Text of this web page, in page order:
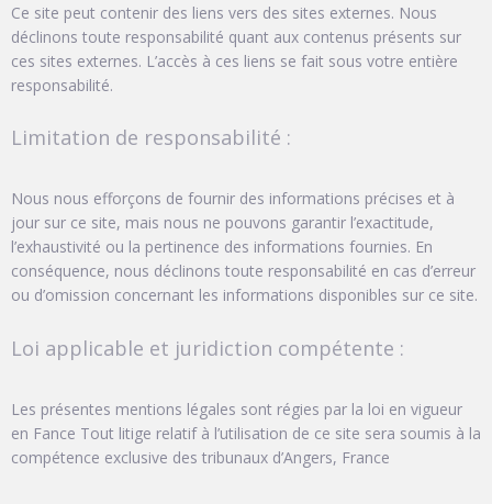
Ce site peut contenir des liens vers des sites externes. Nous
déclinons toute responsabilité quant aux contenus présents sur
ces sites externes. L’accès à ces liens se fait sous votre entière
responsabilité.
Limitation de responsabilité :
Nous nous efforçons de fournir des informations précises et à
jour sur ce site, mais nous ne pouvons garantir l’exactitude,
l’exhaustivité ou la pertinence des informations fournies. En
conséquence, nous déclinons toute responsabilité en cas d’erreur
ou d’omission concernant les informations disponibles sur ce site.
Loi applicable et juridiction compétente :
Les présentes mentions légales sont régies par la loi en vigueur
en Fance Tout litige relatif à l’utilisation de ce site sera soumis à la
compétence exclusive des tribunaux d’Angers, France